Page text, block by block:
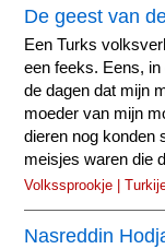
De geest van
Een Turks
een feeks. Eens,
de dagen dat mijn
moeder van mijn
dieren nog konden
meisjes waren die
Volkssprookje |
Nasreddin